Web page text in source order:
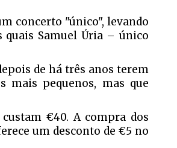
concerto "único", levando
quais Samuel Úria – único
de há três anos terem
mais pequenos, mas que
€40. A compra dos
um desconto de €5 no